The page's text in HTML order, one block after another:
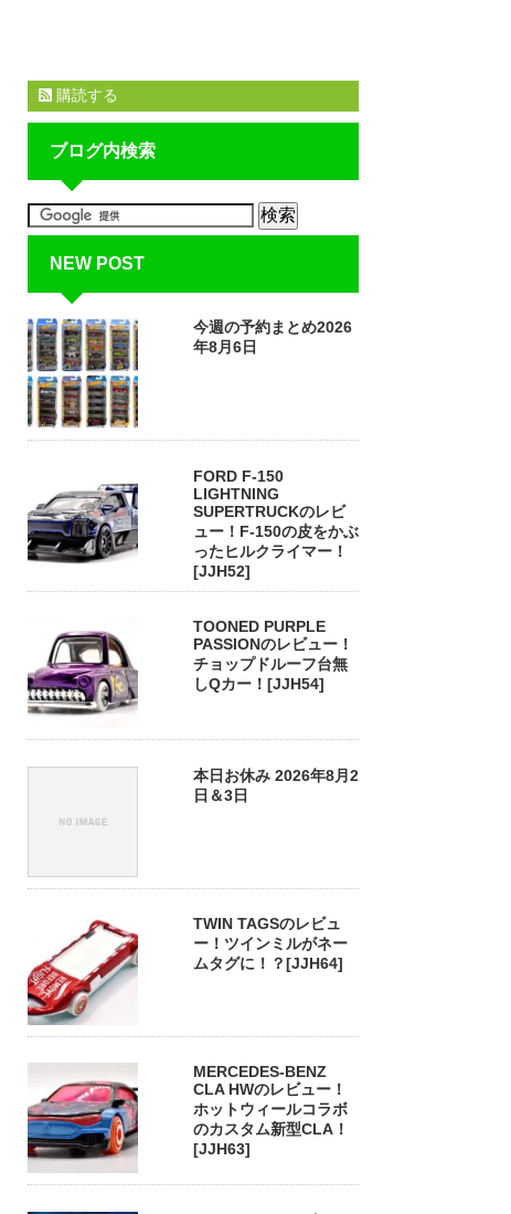
購読する
ブログ内検索
NEW POST
今週の予約まとめ2026
年8月6日
FORD F-150
LIGHTNING
SUPERTRUCKのレビ
ュー！F-150の皮をかぶ
ったヒルクライマー！
[JJH52]
TOONED PURPLE
PASSIONのレビュー！
チョップドルーフ台無
しQカー！[JJH54]
本日お休み 2026年8月2
日＆3日
TWIN TAGSのレビュ
ー！ツインミルがネー
ムタグに！？[JJH64]
MERCEDES-BENZ
CLA HWのレビュー！
ホットウィールコラボ
のカスタム新型CLA！
[JJH63]